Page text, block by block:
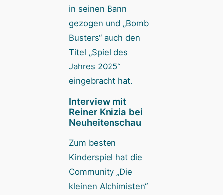
in seinen Bann
gezogen und „Bomb
Busters“ auch den
Titel „Spiel des
Jahres 2025“
eingebracht hat.
Interview mit
Reiner Knizia bei
Neuheitenschau
Zum besten
Kinderspiel hat die
Community „Die
kleinen Alchimisten“